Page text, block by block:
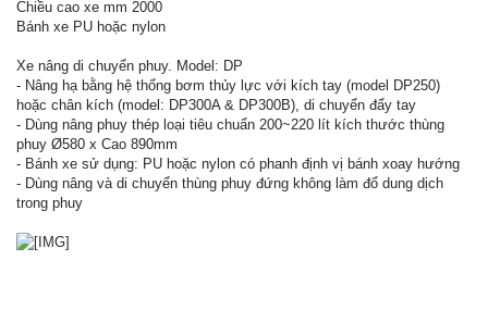
Chiều cao xe mm 2000
Bánh xe PU hoặc nylon
Xe nâng di chuyển phuy. Model: DP
- Nâng hạ bằng hệ thống bơm thủy lực với kích tay (model DP250)
hoặc chân kích (model: DP300A & DP300B), di chuyển đẩy tay
- Dùng nâng phuy thép loại tiêu chuẩn 200~220 lít kích thước thùng
phuy Ø580 x Cao 890mm
- Bánh xe sử dụng: PU hoặc nylon có phanh định vị bánh xoay hướng
- Dùng nâng và di chuyển thùng phuy đứng không làm đổ dung dịch
trong phuy